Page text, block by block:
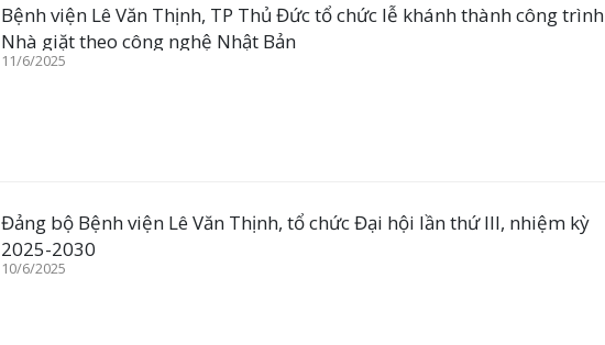
Bệnh viện Lê Văn Thịnh, TP Thủ Đức tổ chức lễ khánh thành công trình
Nhà giặt theo công nghệ Nhật Bản
11/6/2025
Đảng bộ Bệnh viện Lê Văn Thịnh, tổ chức Đại hội lần thứ III, nhiệm kỳ
2025-2030
10/6/2025